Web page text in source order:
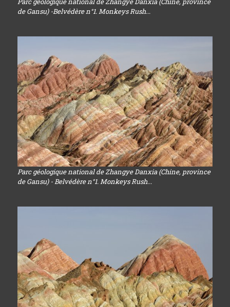
de Gansu) -Belvédère n°1. Monkeys Rush...
Parc géologique national de Zhangye Danxia (Chine, province
de Gansu) - Belvédère n°1. Monkeys Rush...